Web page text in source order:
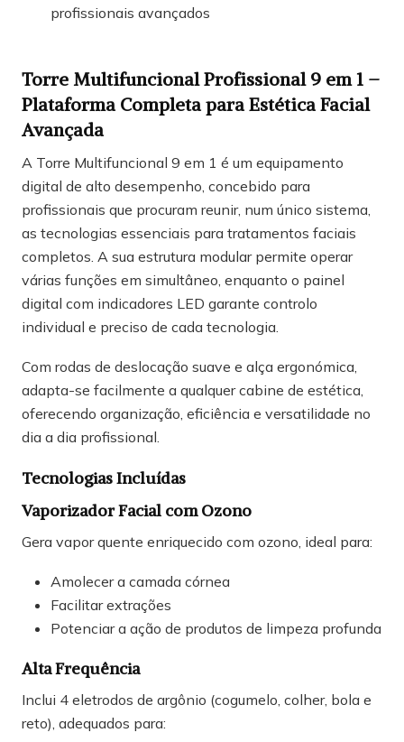
profissionais avançados
Torre Multifuncional Profissional 9 em 1 –
Plataforma Completa para Estética Facial
Avançada
A Torre Multifuncional 9 em 1 é um equipamento
digital de alto desempenho, concebido para
profissionais que procuram reunir, num único sistema,
as tecnologias essenciais para tratamentos faciais
completos. A sua estrutura modular permite operar
várias funções em simultâneo, enquanto o painel
digital com indicadores LED garante controlo
individual e preciso de cada tecnologia.
Com rodas de deslocação suave e alça ergonómica,
adapta-se facilmente a qualquer cabine de estética,
oferecendo organização, eficiência e versatilidade no
dia a dia profissional.
Tecnologias Incluídas
Vaporizador Facial com Ozono
Gera vapor quente enriquecido com ozono, ideal para:
Amolecer a camada córnea
Facilitar extrações
Potenciar a ação de produtos de limpeza profunda
Alta Frequência
Inclui 4 eletrodos de argônio (cogumelo, colher, bola e
reto), adequados para: